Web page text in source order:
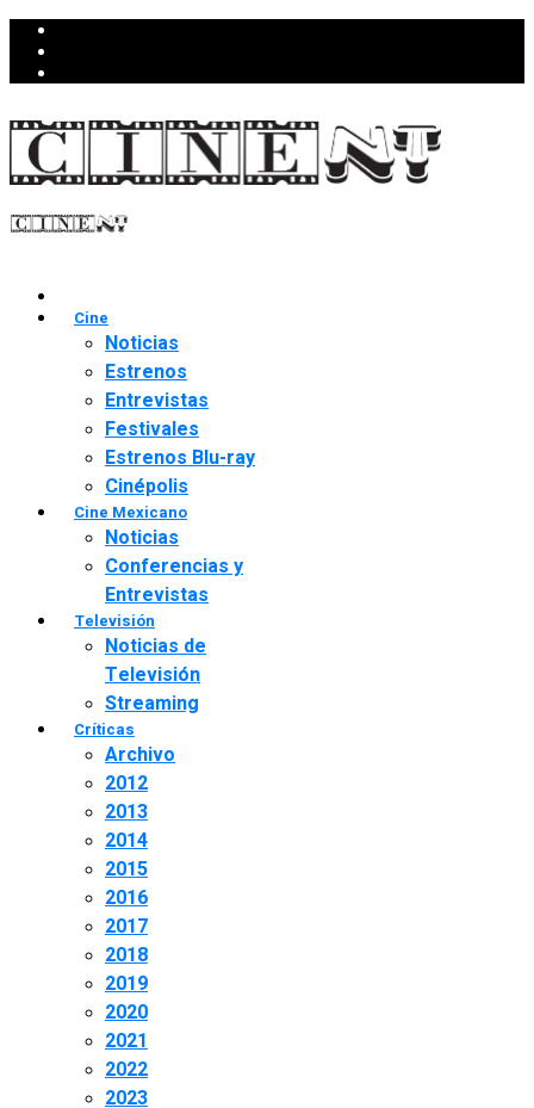
Cine
Noticias
Estrenos
Entrevistas
Festivales
Estrenos Blu-ray
Cinépolis
Cine Mexicano
Noticias
Conferencias y
Entrevistas
Televisión
Noticias de
Televisión
Streaming
Críticas
Archivo
2012
2013
2014
2015
2016
2017
2018
2019
2020
2021
2022
2023